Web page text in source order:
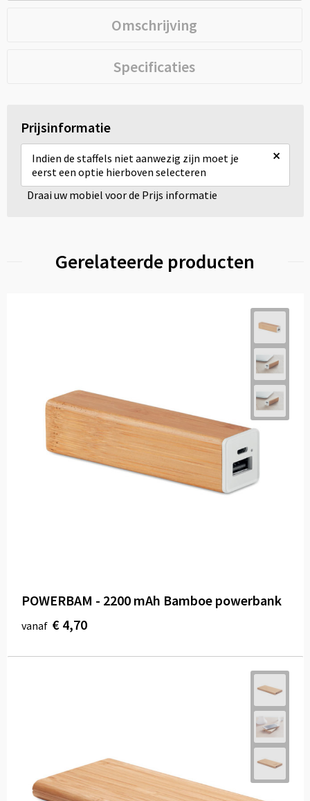
Omschrijving
Specificaties
Prijsinformatie
Indien de staffels niet aanwezig zijn moet je
eerst een optie hierboven selecteren
×
Draai uw mobiel voor de Prijs informatie
Gerelateerde producten
POWERBAM - 2200 mAh Bamboe powerbank
vanaf € 4,70